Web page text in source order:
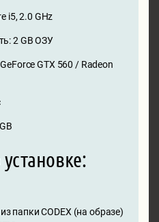
i5, 2.0 GHz
2 GB ОЗУ
GTX 560 / Radeon
папки CODEX (на образе)